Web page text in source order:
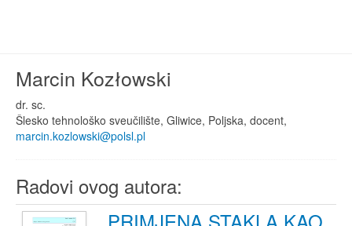
Marcin Kozłowski
dr. sc.
Šlesko tehnološko sveučilište, Gliwice, Poljska, docent,
marcin.kozlowski@polsl.pl
Radovi ovog autora: